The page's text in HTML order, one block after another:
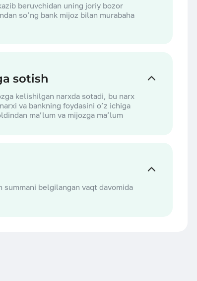
beruvchidan uning joriy bozor
so’ng bank mijoz bilan murabaha
sotish
kelishilgan narxda sotadi, bu narx
va bankning foydasini o’z ichiga
ma’lum va mijozga ma’lum
summani belgilangan vaqt davomida